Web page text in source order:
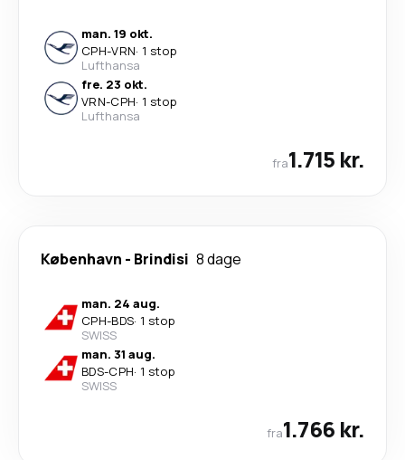
man. 19 okt.
CPH-VRN· 1 stop
Lufthansa
fre. 23 okt.
VRN-CPH· 1 stop
Lufthansa
fra1.715 kr.
København - Brindisi 8 dage
man. 24 aug.
CPH-BDS· 1 stop
SWISS
man. 31 aug.
BDS-CPH· 1 stop
SWISS
fra1.766 kr.